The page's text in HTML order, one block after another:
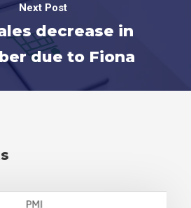
Next Post
decrease in
due to Fiona